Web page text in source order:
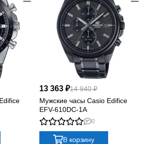
13 363 ₽14 940 ₽
Мужские часы Casio Edifice
EFV-610DC-1A
0
В корзину